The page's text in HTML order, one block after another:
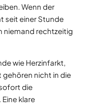
Wenn der
seit einer Stunde
niemand rechtzeitig
wie Herzinfarkt,
nicht in die
die
klare